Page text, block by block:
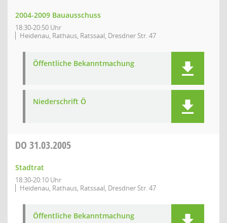
2004-2009 Bauausschuss
18:30-20:50 Uhr
Heidenau, Rathaus, Ratssaal, Dresdner Str. 47
Öffentliche Bekanntmachung
Niederschrift Ö
DO 31.03.2005
Stadtrat
18:30-20:10 Uhr
Heidenau, Rathaus, Ratssaal, Dresdner Str. 47
Öffentliche Bekanntmachung